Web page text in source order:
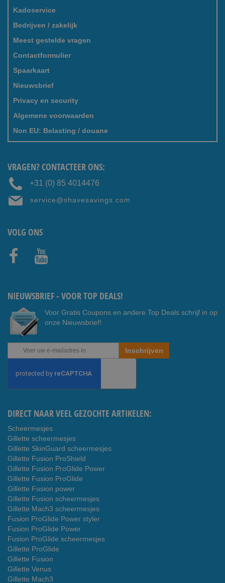
Kadoservice
Bedrijven / zakelijk
Meest gestelde vragen
Contactformulier
Spaarkaart
Nieuwsbrief
Privacy en security
Algemene voorwaarden
Non EU: Belasting / douane
VRAGEN? CONTACTEER ONS:
+31 (0) 85 4014476
service@shavesavings.com
VOLG ONS
NIEUWSBRIEF - VOOR TOP DEALS!
Voor Gratis Coupons en andere Top Deals schrijf in op
onze Nieuwsbrief!
Abonneer
u
onze
nieuwsbrief
Inschrijven
DIRECT NAAR VEEL GEZOCHTE ARTIKELEN:
Scheermesjes
Gillette scheermesjes
Gillette SkinGuard scheermesjes
Gillette Fusion ProShield
Gillette Fusion ProGlide Power
Gillette Fusion ProGlide
Gillette Fusion power
Gillette Fusion scheermesjes
Gillette Mach3 scheermesjes
Fusion ProGlide Power styler
Fusion ProGlide Power
Fusion ProGlide scheermesjes
Gillette ProGlide
Gillette Fusion
Gillette Venus
Gillette Mach3